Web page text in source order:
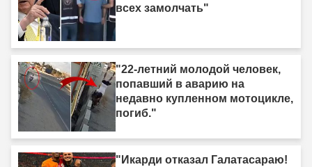
всех замолчать"
"22-летний молодой человек,
попавший в аварию на
недавно купленном мотоцикле,
погиб."
"Икарди отказал Галатасараю!